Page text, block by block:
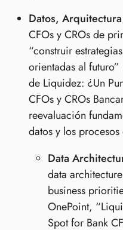
Datos,
CFOs y CROs de
“construir
orientadas al
de Liquidez: ¿Un
CFOs y CROs
reevaluación
datos y los
Data
data
business
OnePoint,
Spot for Bank